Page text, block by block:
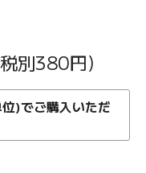
別380円)
)でご購入いただ